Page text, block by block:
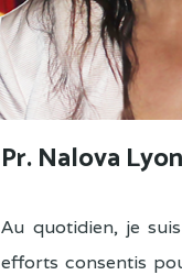
Pr. Nalova
Au quotidien, je
efforts consentis